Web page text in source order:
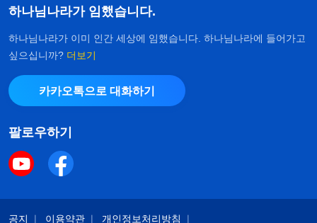
하나님나라가 임했습니다.
하나님나라가 이미 인간 세상에 임했습니다. 하나님나라에 들어가고
싶으십니까? 더보기
카카오톡으로 대화하기
팔로우하기
공지 이용약관 개인정보처리방침